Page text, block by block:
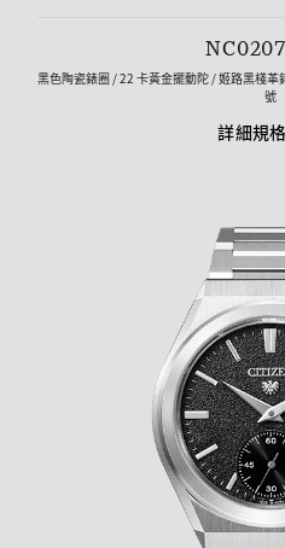
黑色陶瓷錶圈 / 22 卡黃金擺動陀 / 姬路黑棧
號
詳細規格